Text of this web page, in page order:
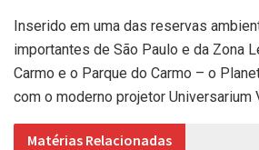
Inserido em uma das reservas
importantes de São Paulo e da Zona
Carmo e o Parque do Carmo – o
com o moderno projetor Universarium
Matérias Relacionadas